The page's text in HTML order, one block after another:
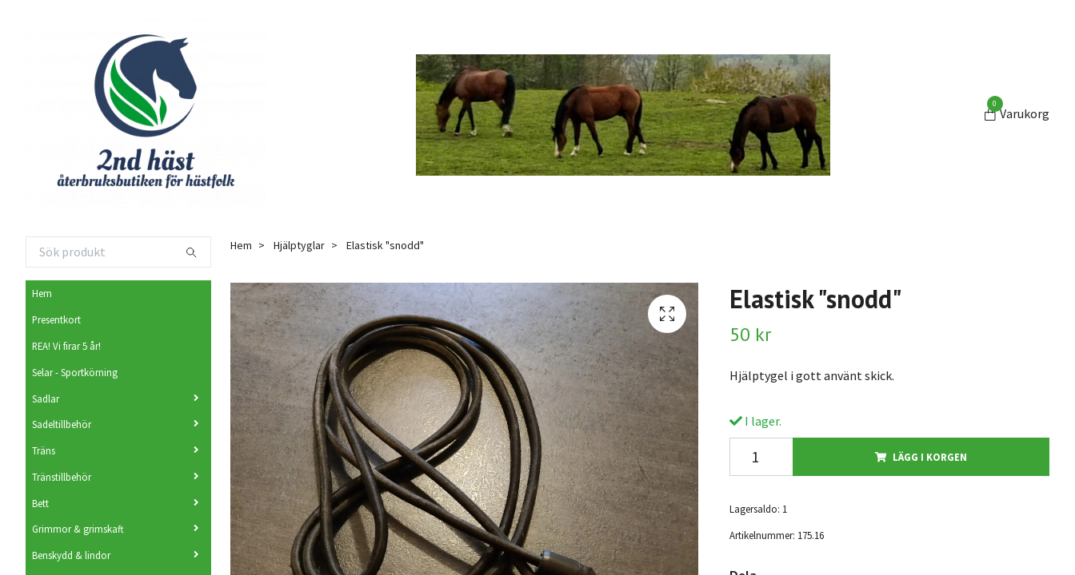
0
Varukorg
Hem
Presentkort
REA! Vi firar 5 år!
Selar - Sportkörning
Sadlar
Sadeltillbehör
Träns
Tränstillbehör
Bett
Grimmor & grimskaft
Benskydd & lindor
Hem Hjälptyglar Elastisk "snodd"
Elastisk "snodd"
50 kr
Hjälptygel i gott använt skick.
I lager.
LÄGG I KORGEN
Lagersaldo: 1
Artikelnummer: 175.16